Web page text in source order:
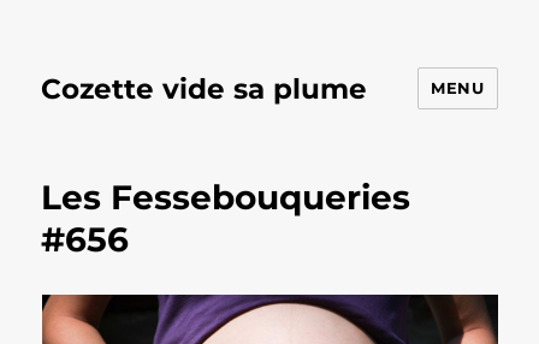
Cozette vide sa plume MENU
Les Fessebouqueries
#656